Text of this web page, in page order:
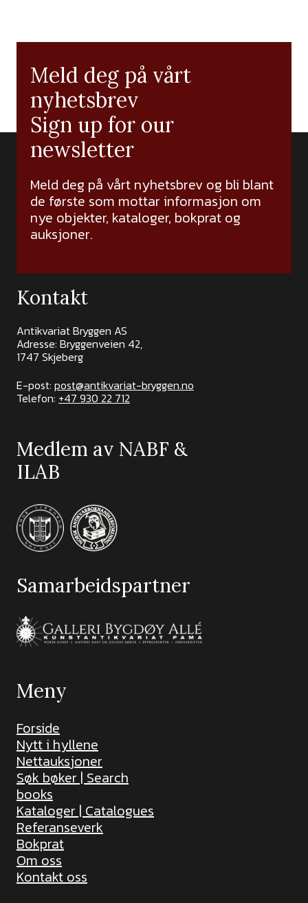
Meld deg på vårt
nyhetsbrev
Sign up for our
newsletter
Meld deg på vårt nyhetsbrev og bli blant
de første som mottar informasjon om
nye objekter, kataloger, bokprat og
auksjoner.
Kontakt
Antikvariat Bryggen AS
Adresse: Bryggenveien 42,
1747 Skjeberg
E-post: post@antikvariat-bryggen.no
Telefon: +47 930 22 712
Medlem av NABF &
ILAB
Samarbeidspartner
Meny
Forside
Nytt i hyllene
Nettauksjoner
Søk bøker | Search
books
Kataloger | Catalogues
Referanseverk
Bokprat
Om oss
Kontakt oss